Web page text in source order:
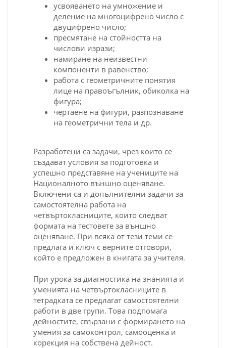
усвояването на умножение и
деление на многоцифрено число с
двуцифрено число;
пресмятане на стойността на
числови изрази;
намиране на неизвестни
компоненти в равенство;
работа с геометричните понятия
лице на правоъгълник, обиколка на
фигура;
чертаене на фигури, разпознаване
на геометрични тела и др.
Разработени са задачи, чрез които се
създават условия за подготовка и
успешно представяне на учениците на
Националното външно оценяване.
Включени са и допълнителни задачи за
самостоятелна работа на
четвъртокласниците, които следват
формата на тестовете за външно
оценяване. При всяка от тези теми се
предлага и ключ с верните отговори,
който е предложен в книгата за учителя.
При урока за диагностика на знанията и
уменията на четвъртокласниците в
тетрадката се предлагат самостоятелни
работи в две групи. Това подпомага
дейностите, свързани с формирането на
умения за самоконтрол, самооценка и
корекция на собствена дейност.